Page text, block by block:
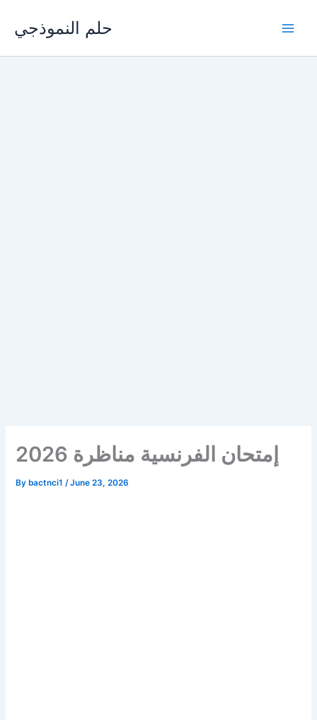
content
حلم النموذجي
إمتحان الفرنسية مناظرة 2026
By bactnci1/June 23, 2026